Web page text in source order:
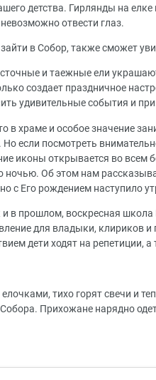
детства. Гирлянды на
отвести глаз.
в Собор, также сможет
и таежные ели
создает праздничное
удивительные события и
в храме и особое значение
Но если посмотреть
иконы открывается во всем
ночью. Об этом нам
с Его рождением наступило
в прошлом, воскресная
для владыки, клириков
дети ходят на репетиции,
тихо горят свечи и
Прихожане нарядно